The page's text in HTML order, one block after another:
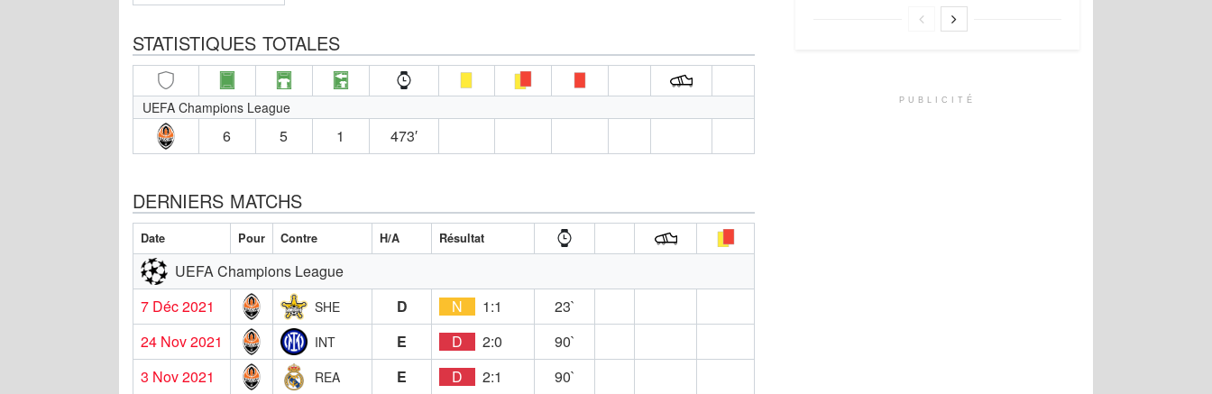
STATISTIQUES TOTALES
UEFA Champions League
6 5 1 473′
DERNIERS MATCHS
Date Pour Contre H/A Résultat
UEFA Champions League
7 Déc 2021
SHE D N 1:1
23`
24 Nov 2021
INT E D 2:0
90`
3 Nov 2021
REA E D 2:1
90`
PUBLICITÉ